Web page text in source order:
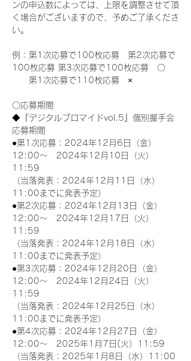
ンの申込数によっては、上限を調整させて頂
く場合がございますので、予めご了承くださ
い。
例：第1次応募で100枚応募　第2次応募で
100枚応募 第3次応募で100枚応募　〇
第1次応募で110枚応募　×
〇応募期間
◆『デジタルブロマイドvol.5』個別握手会
応募期間
●第1次応募：2024年12月6日（金）
12:00～　2024年12月10日（火）
11:59
（当落発表：2024年12月11日（水）
11:00までに発表予定）
●第2次応募：2024年12月13日（金）
12:00～　2024年12月17日（火）
11:59
（当落発表：2024年12月18日（水）
11:00までに発表予定）
●第3次応募：2024年12月20日（金）
12:00～　2024年12月24日（火）
11:59
（当落発表：2024年12月25日（水）
11:00までに発表予定）
●第4次応募：2024年12月27日（金）
12:00～　2025年1月7日(火）11:59
（当落発表：2025年1月8日（水）11:00